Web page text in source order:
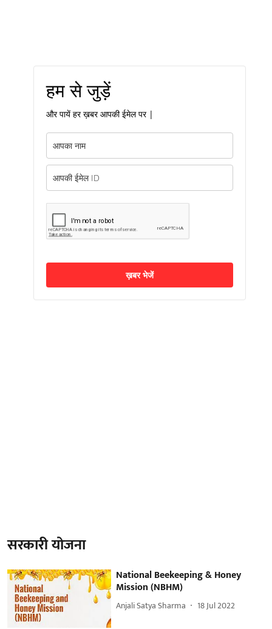
हम से जुड़ें
और पायें हर ख़बर आपकी ईमेल पर |
ख़बर भेजें
सरकारी योजना
National Beekeeping & Honey
Mission (NBHM)
Anjali Satya Sharma 18 Jul 2022